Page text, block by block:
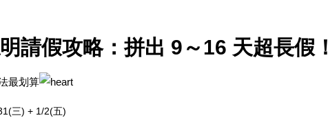
請假攻略：拼出 9～16 天超長假！
最划算
三) + 1/2(五)